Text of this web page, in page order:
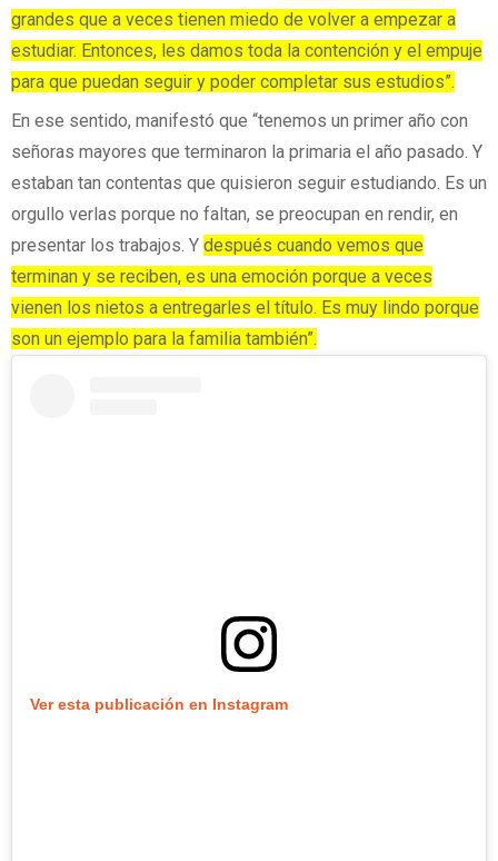
grandes que a veces tienen miedo de volver a empezar a
estudiar. Entonces, les damos toda la contención y el empuje
para que puedan seguir y poder completar sus estudios”.
En ese sentido, manifestó que “tenemos un primer año con
señoras mayores que terminaron la primaria el año pasado. Y
estaban tan contentas que quisieron seguir estudiando. Es un
orgullo verlas porque no faltan, se preocupan en rendir, en
presentar los trabajos. Y después cuando vemos que
terminan y se reciben, es una emoción porque a veces
vienen los nietos a entregarles el título. Es muy lindo porque
son un ejemplo para la familia también”.
Ver esta publicación en Instagram